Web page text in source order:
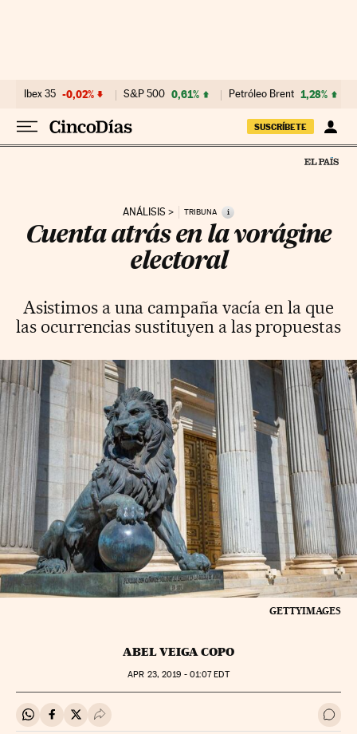
Ibex 35 -0,02% S&P 500 0,61% Petróleo Brent 1,28%
SUSCRÍBETE
ANÁLISIS TRIBUNA i
Cuenta atrás en la vorágine
electoral
Asistimos a una campaña vacía en la que
las ocurrencias sustituyen a las propuestas
GETTYIMAGES
ABEL VEIGA COPO
APR 23, 2019 - 01:07EDT
Compartir en Whatsapp
Compartir en Facebook
Compartir en Twitter
Desplegar Redes Sociales Ir a